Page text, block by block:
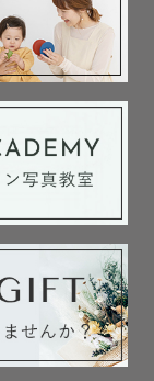
色をきっと温
。
たい。
切っていま
ちを、未来に